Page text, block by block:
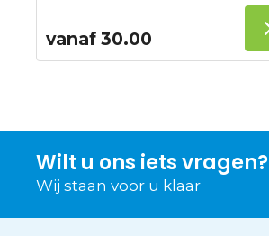
vanaf 30.00
Wilt u ons iets vragen?
Wij staan voor u klaar